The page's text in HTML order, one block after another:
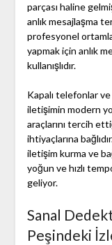
parçası haline
anlık mesajlaşma
profesyonel
yapmak için anlık
kullanışlıdır.
Kapalı telefonlar ve
iletişimin modern
araçlarını tercih
ihtiyaçlarına
iletişim kurma ve
yoğun ve hızlı
geliyor.
Sanal
Peşindeki